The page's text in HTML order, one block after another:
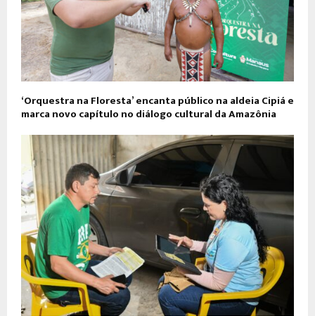
‘Orquestra na Floresta’ encanta público na aldeia Cipiá e
marca novo capítulo no diálogo cultural da Amazônia